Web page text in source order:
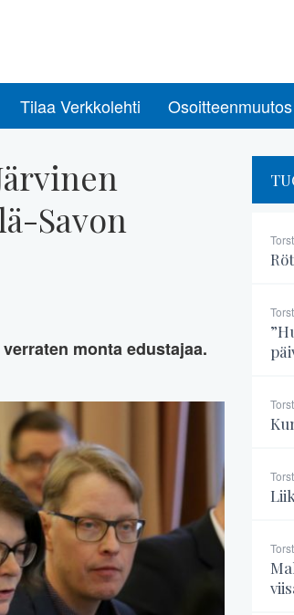
Tilaa Verkkolehti Osoitteenmuutos
Savon
monta edustajaa.